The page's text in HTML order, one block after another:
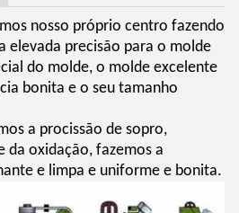
nosso próprio centro fazendo
elevada precisão para o molde
do molde, o molde excelente
bonita e o seu tamanho
a procissão de sopro,
da oxidação, fazemos a
e limpa e uniforme e bonita.